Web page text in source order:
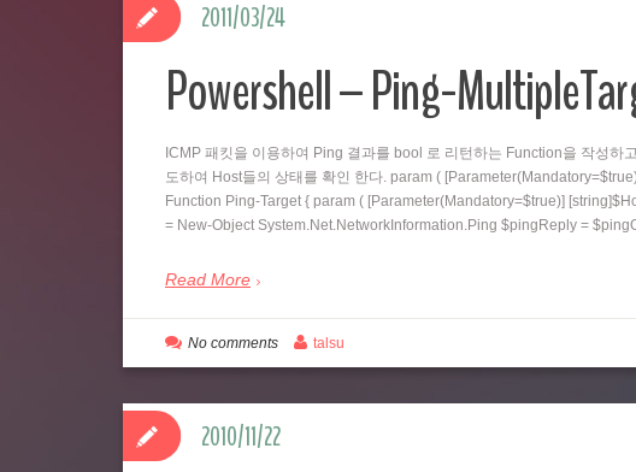
Powershell – Ping-
ICMP 패킷을 이용하여 Ping 결과를 bool 로 리턴하는 Function을 작성하
도하여 Host들의 상태를 확인 한다. param (
Function Ping-Target { param ( [Parameter(Mandatory=$true)]
= New-Object System.Net.NetworkInformation.Ping $pingReply =
Read More
2011/03/24
No comments talsu
2010/11/22